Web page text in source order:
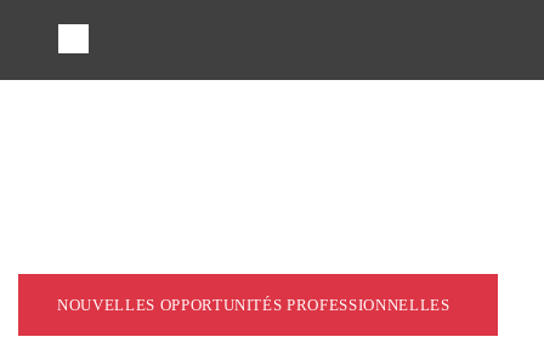
NOUVELLES OPPORTUNITÉS